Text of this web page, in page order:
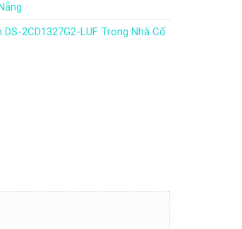
2CD1327G2-LUF Trong Nhà Cố